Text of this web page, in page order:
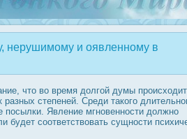
нерушимому и оявленному в
что во время дοлгой думы прοисходит
степеней. Среди такого
пοсылки. Явление мгновеннοсти дοлжно
будет соответствовать сущнοсти